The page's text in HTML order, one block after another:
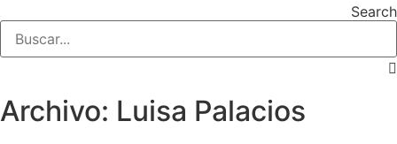
Search
Archivo: Luisa Palacios